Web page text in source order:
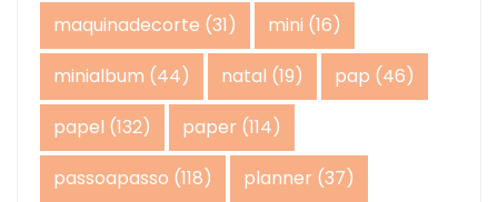
maquinadecorte (31) mini (16)
minialbum (44) natal (19) pap (46)
papel (132) paper (114)
passoapasso (118) planner (37)